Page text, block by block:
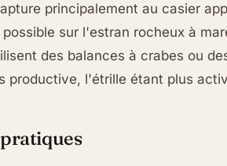
principalement au casier
sur l'estran rocheux à
des balances à crabes ou
productive, l'étrille étant plus